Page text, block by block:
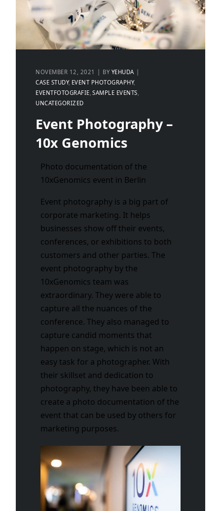
NOVEMBER 12, 2021 BY YEHUDA
CASE STUDY EVENT PHOTOGRAPHY
EVENTFOTOGRAFIE SAMPLE EVENTS
UNCATEGORIZED
Event Photography –
10x Genomics
Photo documentation of the
10xGenomics event in Berlin
Event photography is a big part of
corporate marketing. It helps
businesses show off their events,
conferences, or exhibitions to both
customers and other parties. The
event photography by the
10xGenomics team was
extraordinary. They were able to
capture all the nuances of the
conference. They also managed to
capture candid moments that
happen on stage, which is not an
easy task for a photographer. With
their skillset and dedication to
photography, they have been able to
create a photo documentation of the
event that can be used by others for
marketing purposes.